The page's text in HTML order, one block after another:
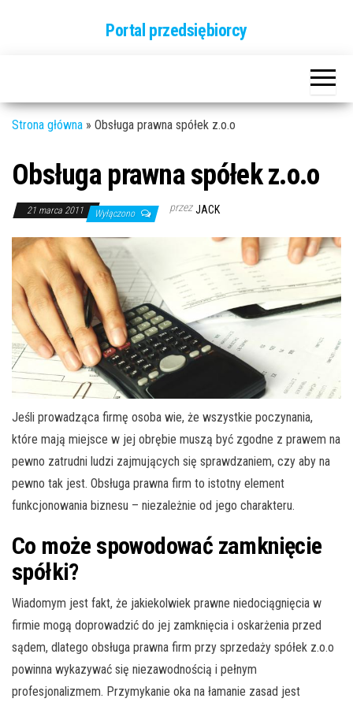
Portal przedsiębiorcy
Strona główna » Obsługa prawna spółek z.o.o
Obsługa prawna spółek z.o.o
21 marca 2011 Wyłączono przez JACK
Jeśli prowadząca firmę osoba wie, że wszystkie poczynania,
które mają miejsce w jej obrębie muszą być zgodne z prawem na
pewno zatrudni ludzi zajmujących się sprawdzaniem, czy aby na
pewno tak jest. Obsługa prawna firm to istotny element
funkcjonowania biznesu – niezależnie od jego charakteru.
Co może spowodować zamknięcie
spółki?
Wiadomym jest fakt, że jakiekolwiek prawne niedociągnięcia w
firmie mogą doprowadzić do jej zamknięcia i oskarżenia przed
sądem, dlatego obsługa prawna firm przy sprzedaży spółek z.o.o
powinna wykazywać się niezawodnością i pełnym
profesjonalizmem. Przymykanie oka na łamanie zasad jest